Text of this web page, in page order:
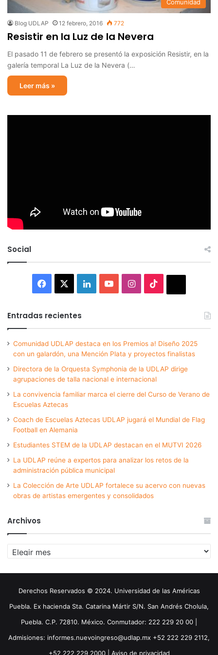
Comunidad
Blog UDLAP 12 febrero, 2016 772
Resistir en la Luz de la Nevera
El pasado 11 de febrero se presentó la exposición Resistir, en la
galería temporal La Luz de la Nevera (…
Leer más »
Social
Facebook LinkedInYouTubeInstagram
Entradas recientes
Comunidad UDLAP destaca en los Premios a! Diseño 2025
con un galardón, una Mención Plata y proyectos finalistas
Directora de la Orquesta Symphonia de la UDLAP dirige
agrupaciones de talla nacional e internacional
La convivencia familiar marca el cierre del Curso de Verano de
Escuelas Aztecas
Coach de Escuelas Aztecas UDLAP jugará el Mundial de Flag
Football en Alemania
Estudiantes STEM de la UDLAP destacan en el MUTVI 2026
La UDLAP reúne a expertos para analizar los retos de la
administración pública municipal
La Colección de Arte UDLAP fortalece su acervo con nuevas
obras de artistas emergentes y consolidados
Archivos
Archivos
Derechos Reservados © 2024. Universidad de las Américas
Puebla. Ex hacienda Sta. Catarina Mártir S/N. San Andrés Cholula,
Puebla. C.P. 72810. México. Conmutador: 222 229 20 00 |
Admisiones: informes.nuevoingreso@udlap.mx +52 222 229 2112,
+52 222 229 2000 | Aviso de privacidad